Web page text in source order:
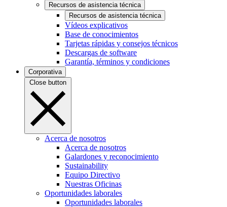
Recursos de asistencia técnica
Recursos de asistencia técnica
Vídeos explicativos
Base de conocimientos
Tarjetas rápidas y consejos técnicos
Descargas de software
Garantía, términos y condiciones
Corporativa
Close button
Acerca de nosotros
Acerca de nosotros
Galardones y reconocimiento
Sustainability
Equipo Directivo
Nuestras Oficinas
Oportunidades laborales
Oportunidades laborales